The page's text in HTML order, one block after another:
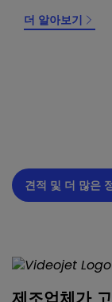
더 알아보기
견적 및 더 많은
제조업체가